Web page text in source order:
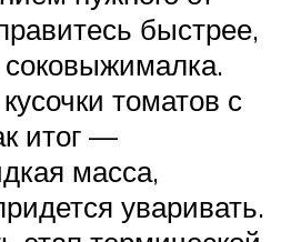
быстрее,
соковыжималка.
томатов с
итог —
масса,
уваривать.